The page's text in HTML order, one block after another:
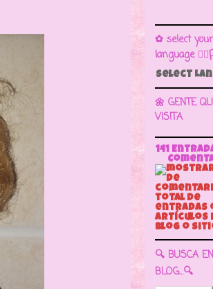
✿ select your
language
Select
🌼 GENTE
VISITA
141
🔍 BUSCA
BLOG...🔍